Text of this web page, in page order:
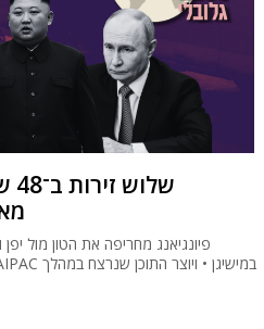
פיונגיאנג מחריפה את הטון מול